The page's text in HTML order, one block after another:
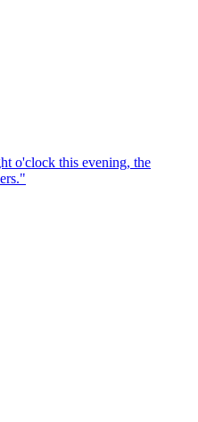
o'clock this evening, the